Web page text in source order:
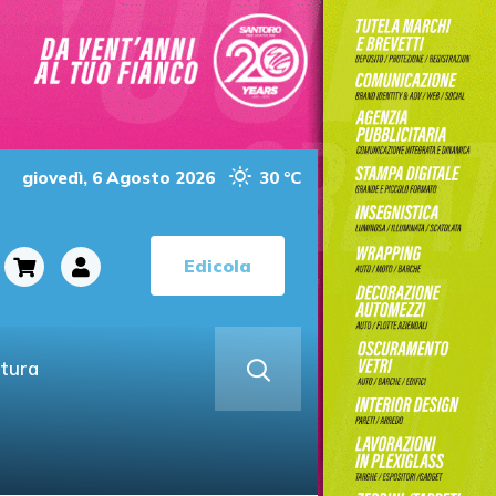
giovedì, 6 Agosto 2026 30 °C
Edicola